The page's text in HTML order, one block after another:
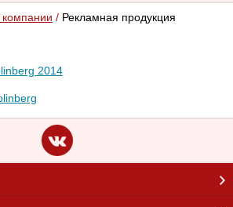
/ Рекламная продукция
2014